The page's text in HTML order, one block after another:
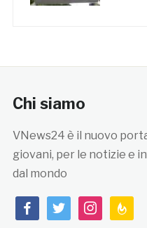
Chi siamo
VNews24 è il nuovo
giovani, per le notizie e
dal mondo
facebooktwitterinstagram